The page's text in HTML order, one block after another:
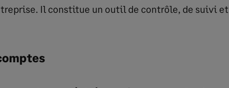
Il constitue un outil de contrôle, de suivi et